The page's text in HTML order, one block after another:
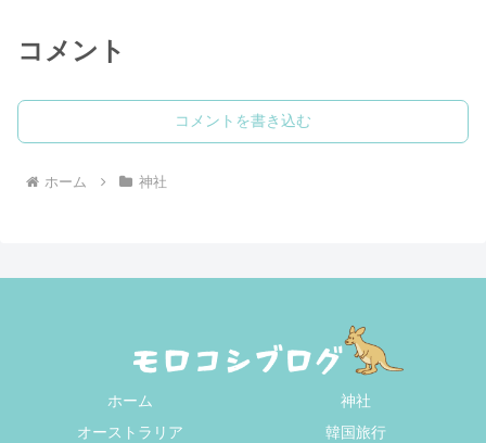
コメント
コメントを書き込む
ホーム 神社
ホーム
神社
オーストラリア
韓国旅行